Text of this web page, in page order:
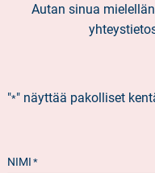
Autan sinua
"*" näyttää pakolliset
NIMI *